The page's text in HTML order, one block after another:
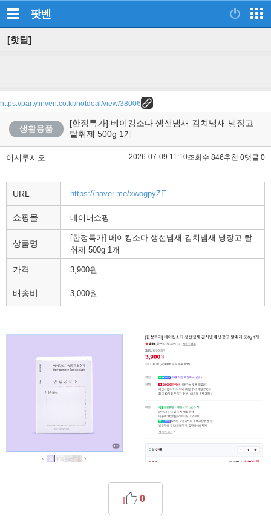
팟벤
[핫딜]
https://party.inven.co.kr/hotdeal/view/38006
생활용품
[한정특가] 베이킹소다 생선냄새 김치냄새 냉장고
탈취제 500g 1개
이시루시오 2026-07-09 11:10조회수 846추천 0댓글 0
URL https://naver.me/xwogpyZE
쇼핑몰 네이버쇼핑
상품명
[한정특가] 베이킹소다 생선냄새 김치냄새 냉장고 탈
취제 500g 1개
가격 3,900원
배송비 3,000원
0